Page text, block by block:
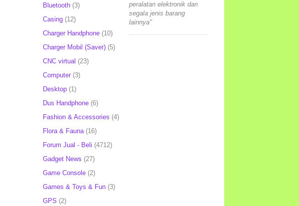
Bluetooth (3)
Casing (12)
Charger Handphone (10)
Charger Mobil (Saver) (5)
CNC virtual (23)
Computer (3)
Desktop (1)
Dus Handphone (6)
Fashion & Accessories (4)
Flora & Fauna (16)
Forum Jual - Beli (4712)
Gadget News (27)
Game Console (2)
Games & Toys & Fun (3)
GPS (2)
peralatan elektronik dan
segala jenis barang
lainnya"